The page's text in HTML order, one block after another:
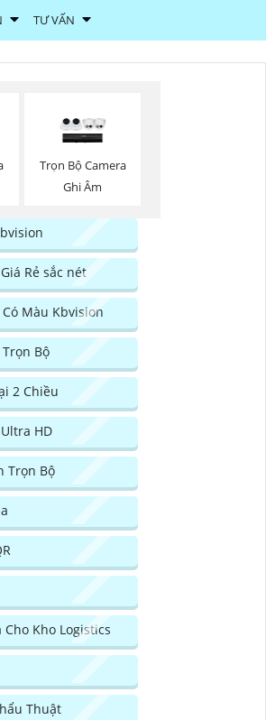
TƯ VẤN
Trọn Bộ Camera
Ghi Âm
Rẻ sắc nét
Màu Kbvision
Bộ
2 Chiều
HD
Trọn Bộ
Kho Logistics
Thuật